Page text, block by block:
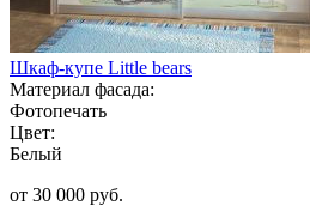
Шкаф-купе Little bears
Материал фасада:
Фотопечать
Цвет:
Белый
от 30 000 руб.